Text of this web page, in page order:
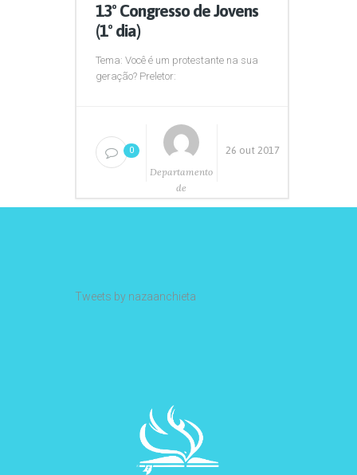
13º Congresso de Jovens
(1º dia)
Tema: Você é um protestante na sua
geração? Preletor:
0
Departamento
de
26 out 2017
Tweets by nazaanchieta